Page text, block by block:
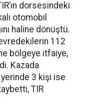
dorsesindeki
otomobil
haline dönüştü.
112
bölgeye itfaiye,
Kazada
3 kişi ise
TIR